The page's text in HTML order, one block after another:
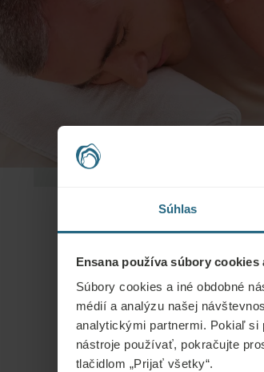
Súhlas
Ensana používa súbory
Súbory cookies a iné obdobné
médií a analýzu našej
analytickými partnermi. Pokiaľ si
nástroje používať, pokračujte
tlačidlom „Prijať všetky“.